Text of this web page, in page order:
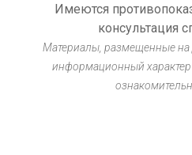
Имеются
консультация
Материалы, размещенные на
информационный